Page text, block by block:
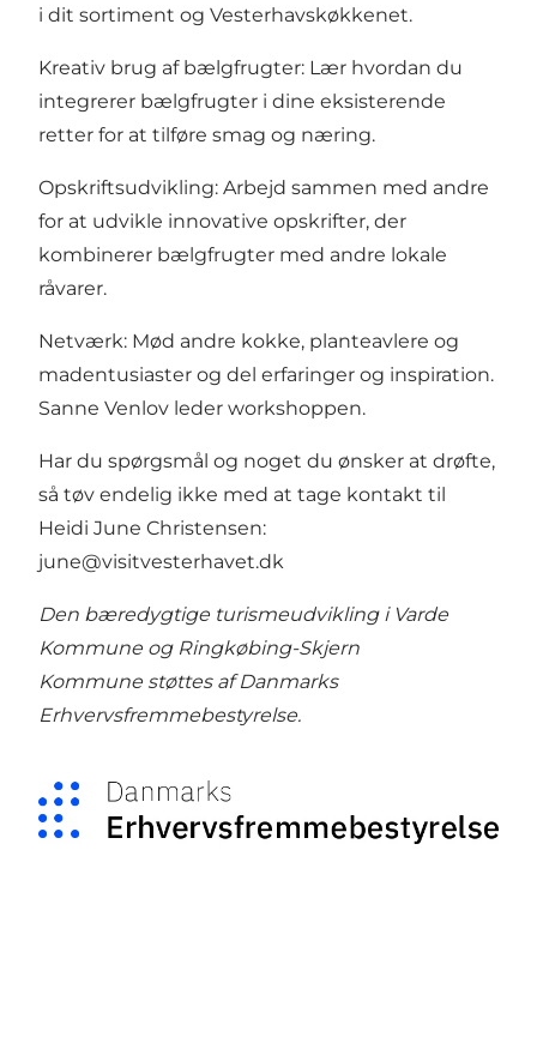
i dit sortiment og Vesterhavskøkkenet.
Kreativ brug af bælgfrugter: Lær hvordan du
integrerer bælgfrugter i dine eksisterende
retter for at tilføre smag og næring.​
Opskriftsudvikling: Arbejd sammen med andre
for at udvikle innovative opskrifter, der
kombinerer bælgfrugter med andre lokale
råvarer.​
Netværk: Mød andre kokke, planteavlere og
madentusiaster og del erfaringer og inspiration.​
Sanne Venlov leder workshoppen.
Har du spørgsmål og noget du ønsker at drøfte,
så tøv endelig ikke med at tage kontakt til
Heidi June Christensen:
june@visitvesterhavet.dk
Den bæredygtige turismeudvikling i Varde
Kommune og Ringkøbing-Skjern
Kommune støttes afDanmarks
Erhvervsfremmebestyrelse.